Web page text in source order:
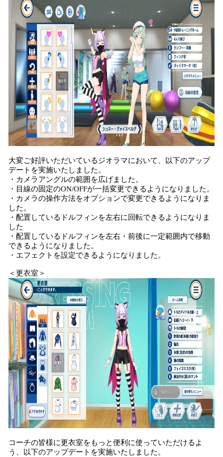
大変ご好評いただいているジオラマにおいて、以下のアップ
デートを実施いたしました。
・カメラアングルの範囲を広げました。
・目線の固定のON/OFFが一括変更できるようになりました。
・カメラの操作方法をオプションで変更できるようになりま
した。
・配置しているドルフィンを左右に回転できるようになりま
した
・配置しているドルフィンを左右・前後に一定範囲内で移動
できるようになりました。
・エフェクトを設定できるようになりました。
＜更衣室＞
コーチの皆様に更衣室をもっと便利に使っていただけるよ
う、以下のアップデートを実施いたしました。